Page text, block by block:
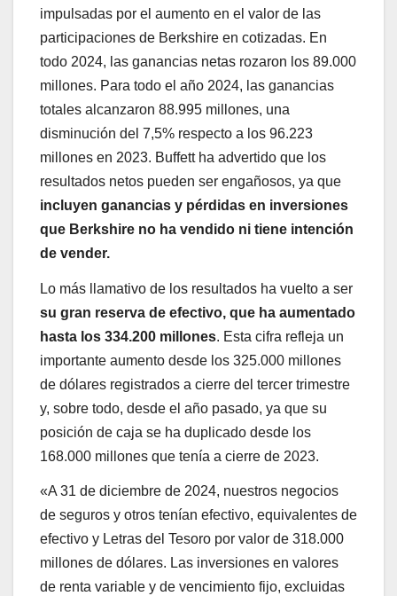
impulsadas por el aumento en el valor de las
participaciones de Berkshire en cotizadas. En
todo 2024, las ganancias netas rozaron los 89.000
millones. Para todo el año 2024, las ganancias
totales alcanzaron 88.995 millones, una
disminución del 7,5% respecto a los 96.223
millones en 2023. Buffett ha advertido que los
resultados netos pueden ser engañosos, ya que
incluyen ganancias y pérdidas en inversiones
que Berkshire no ha vendido ni tiene intención
de vender.
Lo más llamativo de los resultados ha vuelto a ser
su gran reserva de efectivo, que ha aumentado
hasta los 334.200 millones. Esta cifra refleja un
importante aumento desde los 325.000 millones
de dólares registrados a cierre del tercer trimestre
y, sobre todo, desde el año pasado, ya que su
posición de caja se ha duplicado desde los
168.000 millones que tenía a cierre de 2023.
«A 31 de diciembre de 2024, nuestros negocios
de seguros y otros tenían efectivo, equivalentes de
efectivo y Letras del Tesoro por valor de 318.000
millones de dólares. Las inversiones en valores
de renta variable y de vencimiento fijo, excluidas